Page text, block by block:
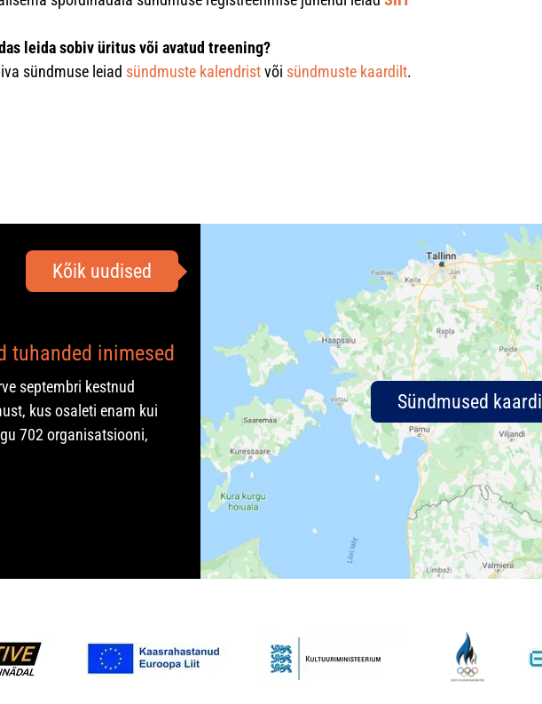
leida sobiv üritus või avatud treening?
sündmuse leiad sündmuste kalendristvõi sündmuste kaardil t.
Kõik uudised
tuhanded inimesed
septembri kestnud
kus osaleti enam kui
702 organisatsiooni,
Sündmused kaardil